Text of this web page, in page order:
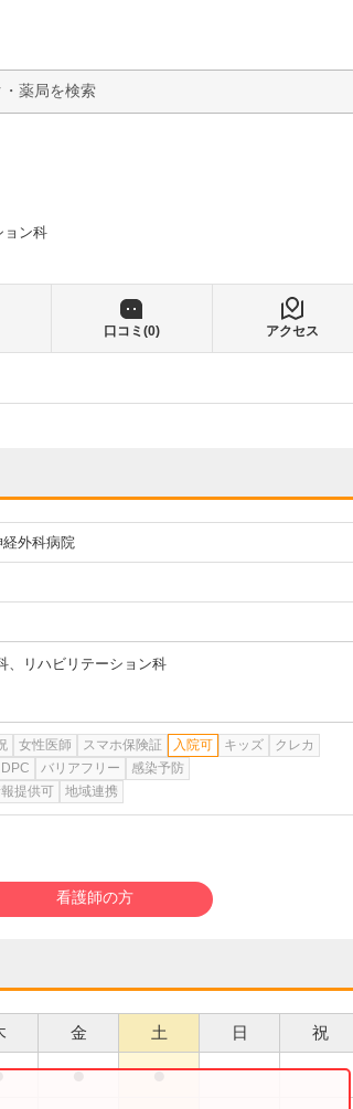
検索
ョン科
口コミ(0) アクセス
外科病院
、
リハビリテーション科
女性医師 スマホ保険証 入院可 キッズ
クレカ
DPC バリアフリー
感染予防
提供可 地域連携
看護師の方
金 土 日 祝
● ●